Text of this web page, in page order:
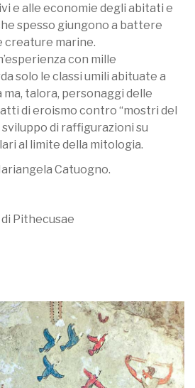
e alle economie degli abitati e
spesso giungono a battere
creature marine.
con mille
solo le classi umili abituate a
talora, personaggi delle
di eroismo contro “mostri del
sviluppo di raffigurazioni su
al limite della mitologia.
Catuogno.
Pithecusae